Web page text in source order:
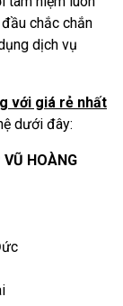
chắc chắn
dịch vụ
với giá rẻ nhất
dưới đây:
HOÀNG